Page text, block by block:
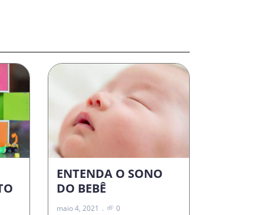
ENTENDA O SONO
DO BEBÊ
maio 4, 2021 0